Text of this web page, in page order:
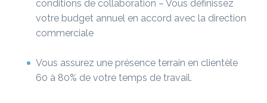
conditions de collaboration – Vous définissez
votre budget annuel en accord avec la direction
commerciale
Vous assurez une présence terrain en clientèle
60 à 80% de votre temps de travail.